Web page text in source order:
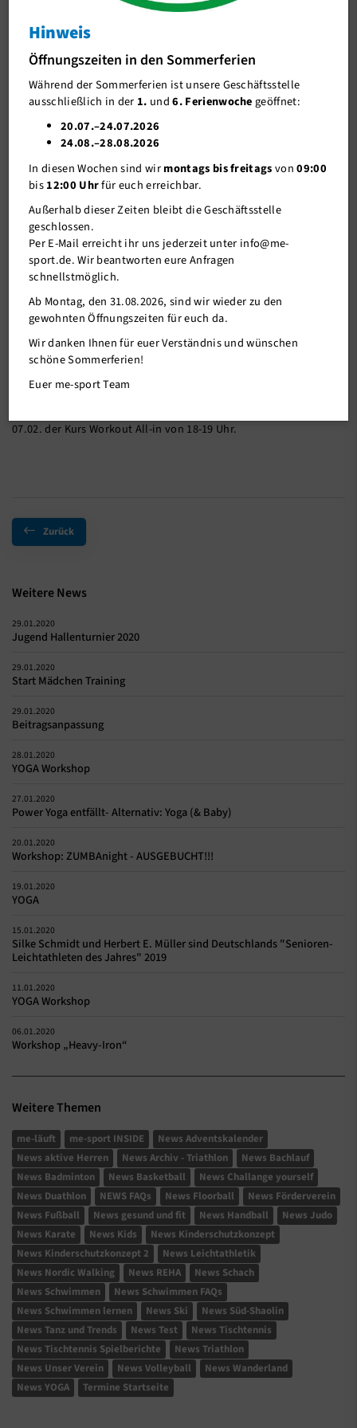
Kursplanänderung am Freitag 24.01. und
07.02.
Kursplanänderung am Freitag 24.01. und 07.02.
07.02. der Kurs Workout All-in von 18-19 Uhr.
Zurück
Weitere News
29.01.2020
Jugend Hallenturnier 2020
29.01.2020
Start Mädchen Training
29.01.2020
Beitragsanpassung
28.01.2020
YOGA Workshop
27.01.2020
Power Yoga entfällt- Alternativ: Yoga (& Baby)
20.01.2020
Workshop: ZUMBAnight - AUSGEBUCHT!!!
19.01.2020
YOGA
15.01.2020
Silke Schmidt und Herbert E. Müller sind Deutschlands "Senioren-
Leichtathleten des Jahres" 2019
11.01.2020
YOGA Workshop
06.01.2020
Workshop „Heavy-Iron“
Weitere Themen
me-läuft me-sport INSIDE
News Adventskalender
News aktive Herren
News Archiv - Triathlon
News Bachlauf
News Badminton
News Basketball
News Challange yourself
News Duathlon
NEWS FAQs News Floorball
News Förderverein
News Fußball
News gesund und fit News Handball
News Judo
News Karate
News Kids
News Kinderschutzkonzept
News Kinderschutzkonzept 2
News Leichtathletik
News Nordic Walking
News REHA
News Schach
News Schwimmen
News Schwimmen FAQs
News Schwimmen lernen
News Ski
News Süd-Shaolin
News Tanz und Trends
News Test
News Tischtennis
News Tischtennis Spielberichte
News Triathlon
News Unser Verein
News Volleyball
News Wanderland
News YOGA
Termine Startseite
J-Team
Stellenangebote
Förderverein me-sport e.V.
Mitgliederservice
Verantwortung
Hinweis
Öffnungszeiten in den Sommerferien
Während der Sommerferien ist unsere Geschäftsstelle
ausschließlich in der 1. und6. Ferienwochegeöffnet:
20.07.–24.07.2026
24.08.–28.08.2026
In diesen Wochen sind wirmontags bis freitagsvon09:00
bis12:00 Uhrfür euch erreichbar.
Außerhalb dieser Zeiten bleibt die Geschäftsstelle
geschlossen.
Per E-Mail erreicht ihr uns jederzeit unter info@me-
sport.de. Wir beantworten eure Anfragen
schnellstmöglich.
Ab Montag, den 31.08.2026, sind wir wieder zu den
gewohnten Öffnungszeiten für euch da.
Wir danken Ihnen für euer Verständnis und wünschen
schöne Sommerferien!
Euer me-sport Team